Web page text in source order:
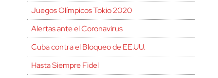
Juegos Olímpicos Tokio 2020
Alertas ante el Coronavirus
Cuba contra el Bloqueo de EE.UU.
Hasta Siempre Fidel